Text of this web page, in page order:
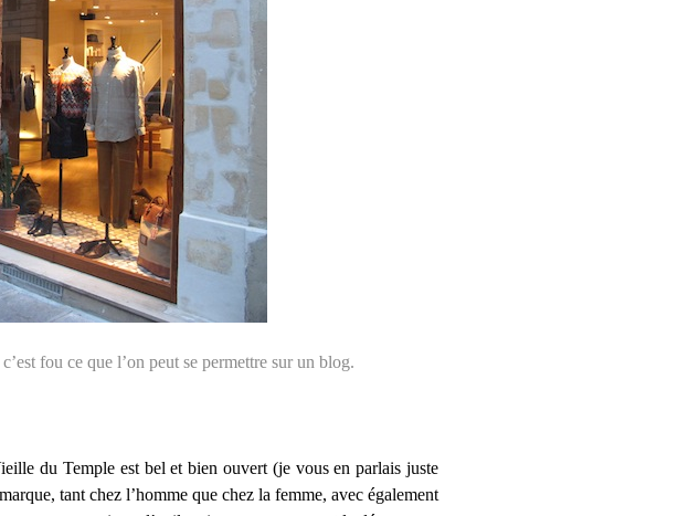
fou ce que l’on peut se permettre sur un blog.
du Temple est bel et bien ouvert (je vous en parlais juste
tant chez l’homme que chez la femme, avec également